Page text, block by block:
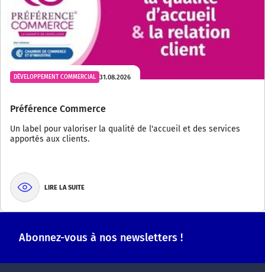
DÉVELOPPEMENT COMMERCIAL 31.08.2026
Préférence Commerce
Un label pour valoriser la qualité de l'accueil et des services
apportés aux clients.
LIRE LA SUITE
Abonnez-vous à nos newsletters !